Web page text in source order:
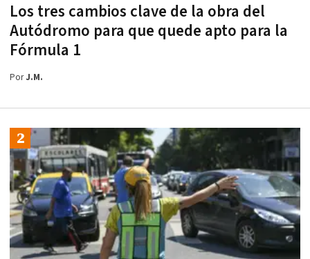
Los tres cambios clave de la obra del
Autódromo para que quede apto para la
Fórmula 1
PorJ.M.